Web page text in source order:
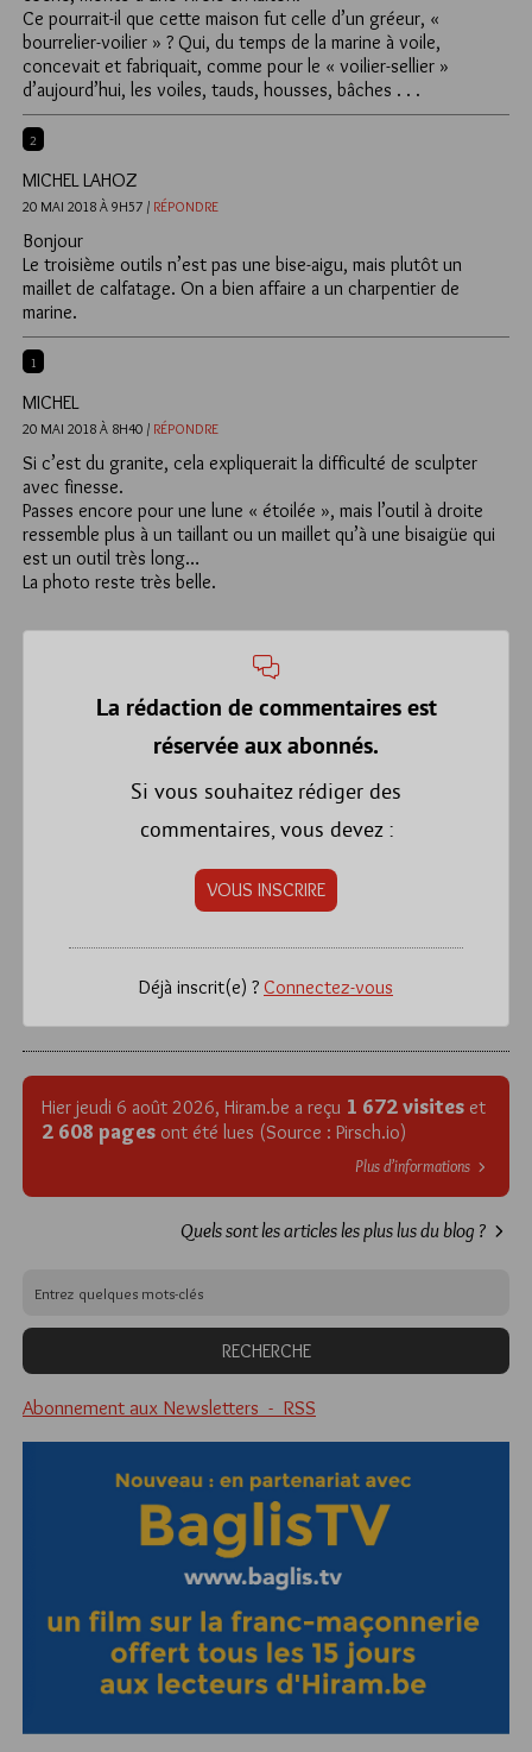
Ce pourrait-il que cette maison fut celle d’un gréeur, «
bourrelier-voilier » ? Qui, du temps de la marine à voile,
concevait et fabriquait, comme pour le « voilier-sellier »
d’aujourd’hui, les voiles, tauds, housses, bâches . . .
2
MICHEL LAHOZ
20 MAI 2018 À 9H57 / RÉPONDRE
Bonjour
Le troisième outils n’est pas une bise-aigu, mais plutôt un
maillet de calfatage. On a bien affaire a un charpentier de
marine.
1
MICHEL
20 MAI 2018 À 8H40 / RÉPONDRE
Si c’est du granite, cela expliquerait la difficulté de sculpter
avec finesse.
Passes encore pour une lune « étoilée », mais l’outil à droite
ressemble plus à un taillant ou un maillet qu’à une bisaigüe qui
est un outil très long…
La photo reste très belle.
La rédaction de commentaires est
réservée aux abonnés.
Si vous souhaitez rédiger des
commentaires, vous devez :
VOUS INSCRIRE
Déjà inscrit(e) ? Connectez-vous
Hier jeudi 6 août 2026, Hiram.be a reçu 1 672 visites et
2 608 pages ont été lues (Source : Pirsch.io)
Plus d’informations
Quels sont les articles les plus lus du blog ?
Abonnement aux Newsletters - RSS